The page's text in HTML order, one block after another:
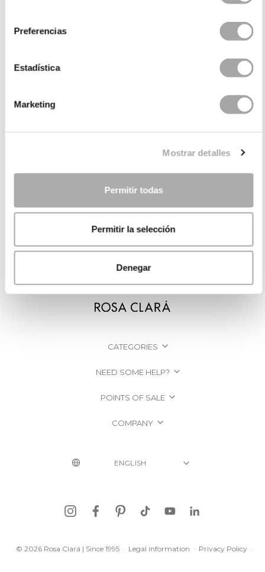
Preferencias
Estadística
Marketing
Mostrar detalles
Permitir todas
Permitir la selección
Denegar
CATEGORIES
NEED SOME HELP?
POINTS OF SALE
COMPANY
© 2026 Rosa Clará | Since 1995 · Legal information · Privacy Policy ·